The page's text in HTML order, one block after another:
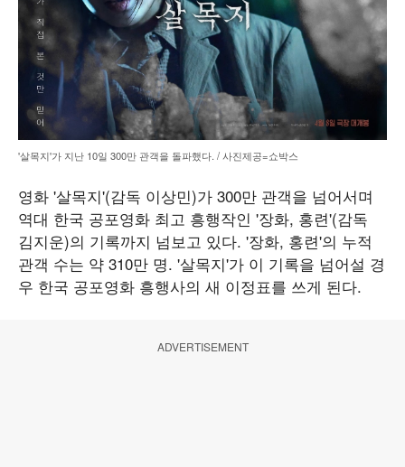
'살목지'가 지난 10일 300만 관객을 돌파했다. / 사진제공=쇼박스
영화 '살목지'(감독 이상민)가 300만 관객을 넘어서며
역대 한국 공포영화 최고 흥행작인 '장화, 홍련'(감독
김지운)의 기록까지 넘보고 있다. '장화, 홍련'의 누적
관객 수는 약 310만 명. '살목지'가 이 기록을 넘어설 경
우 한국 공포영화 흥행사의 새 이정표를 쓰게 된다.
ADVERTISEMENT